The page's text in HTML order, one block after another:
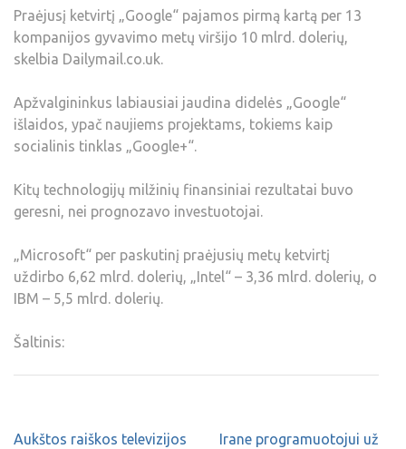
Praėjusį ketvirtį „Google“ pajamos pirmą kartą per 13
kompanijos gyvavimo metų viršijo 10 mlrd. dolerių,
skelbia Dailymail.co.uk.
Apžvalgininkus labiausiai jaudina didelės „Google“
išlaidos, ypač naujiems projektams, tokiems kaip
socialinis tinklas „Google+“.
Kitų technologijų milžinių finansiniai rezultatai buvo
geresni, nei prognozavo investuotojai.
„Microsoft“ per paskutinį praėjusių metų ketvirtį
uždirbo 6,62 mlrd. dolerių, „Intel“ – 3,36 mlrd. dolerių, o
IBM – 5,5 mlrd. dolerių.
Šaltinis:
Aukštos raiškos televizijos
Irane programuotojui už